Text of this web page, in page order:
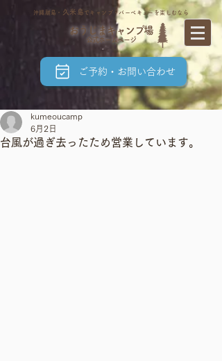
沖縄離島・ 久米島 でキャンプ・バーベキューを楽しむなら
おうじまキャンプ場
公式ホームページ
ご予約・お問い合わせ
台風が過ぎ去ったため営業しています。
kumeoucamp
6月2日